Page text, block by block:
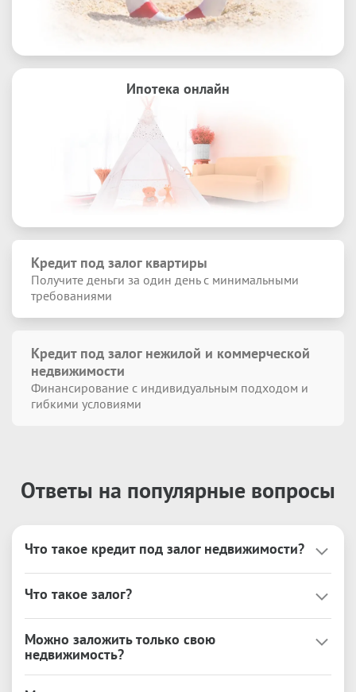
Ипотека онлайн
Кредит под залог квартиры
Получите деньги за один день с минимальными
требованиями
Кредит под залог нежилой и коммерческой
недвижимости
Финансирование с индивидуальным подходом и
гибкими условиями
Ответы на популярные вопросы
Что такое кредит под залог недвижимости?
находящейся в Вашей собственности или
собственности третьих лиц.
Кредит возможно использовать на любые цели
без ограничений.
Кредиторы предлагают более выгодные условия
Что такое залог?
кредитором свои финансовые обязательства. При
этом, клиент остается собственником
Можно заложить только свою
недвижимость?